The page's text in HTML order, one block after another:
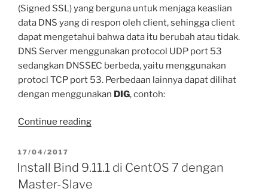
(Signed SSL) yang berguna untuk menjaga keaslian
data DNS yang di respon oleh client, sehingga client
dapat mengetahui bahwa data itu berubah atau tidak.
DNS Server menggunakan protocol UDP port 53
sedangkan DNSSEC berbeda, yaitu menggunakan
protocl TCP port 53. Perbedaan lainnya dapat dilihat
dengan menggunakan DIG, contoh:
Continue reading“Config
Authoritative
POSTED
ON
17/04/2017
Install Bind 9.11.1 di CentOS 7 dengan
Master-Slave